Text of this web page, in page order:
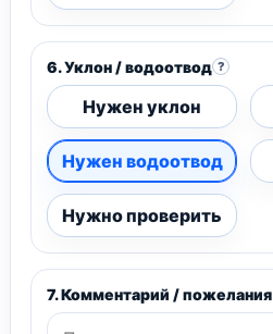
6. Уклон / водоотвод ?
Нужен уклон
Нужен водоотвод
Нужно проверить
7. Комментарий / пожелания